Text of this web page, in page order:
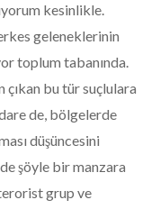
kesinlikle.
geleneklerinin
toplum tabanında.
bu tür suçlulara
de, bölgelerde
düşüncesini
şöyle bir manzara
grup ve